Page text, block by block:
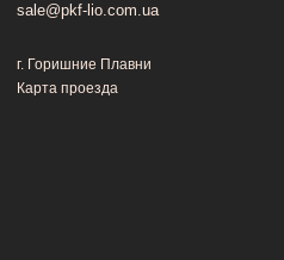
sale@pkf-lio.com.ua
г. Горишние Плавни
Карта проезда